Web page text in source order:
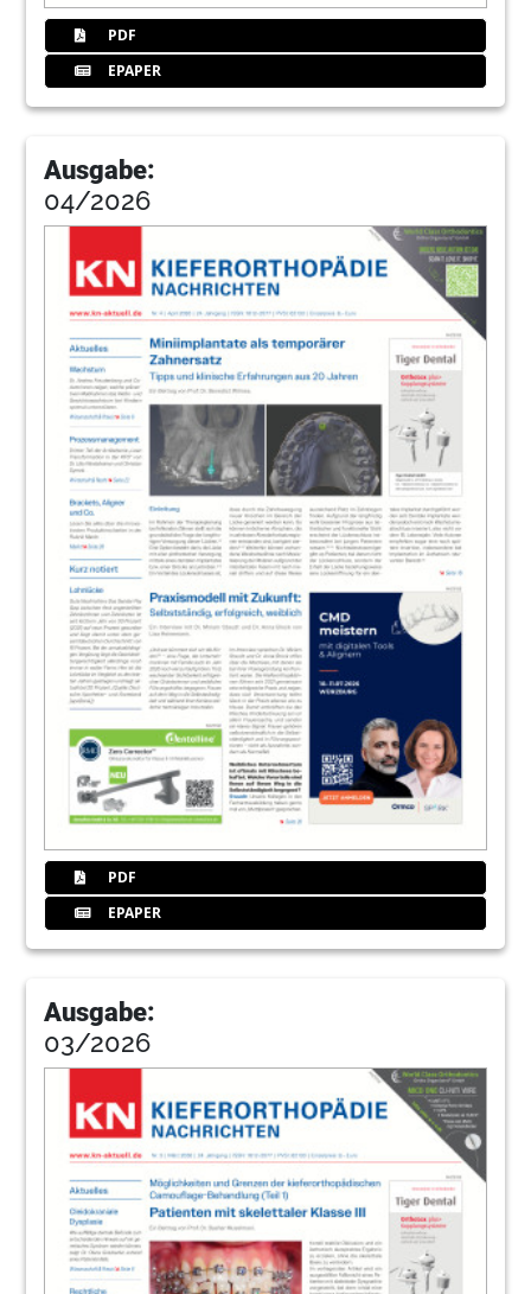
PDF
EPAPER
Ausgabe:
04/2026
PDF
EPAPER
Ausgabe:
03/2026